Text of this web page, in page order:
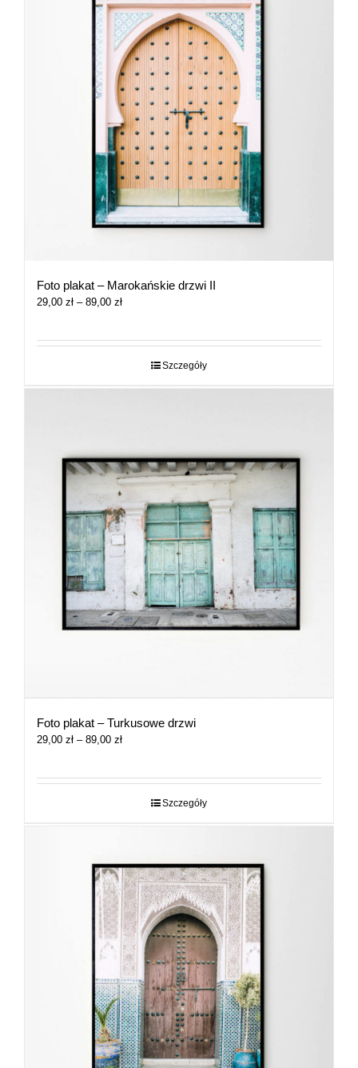
Foto plakat – Marokańskie drzwi II
29,00 zł – 89,00 złZakres
29,00 zł
Szczegóły
Foto plakat – Turkusowe drzwi
29,00 zł – 89,00 złZakres
29,00 zł
Szczegóły